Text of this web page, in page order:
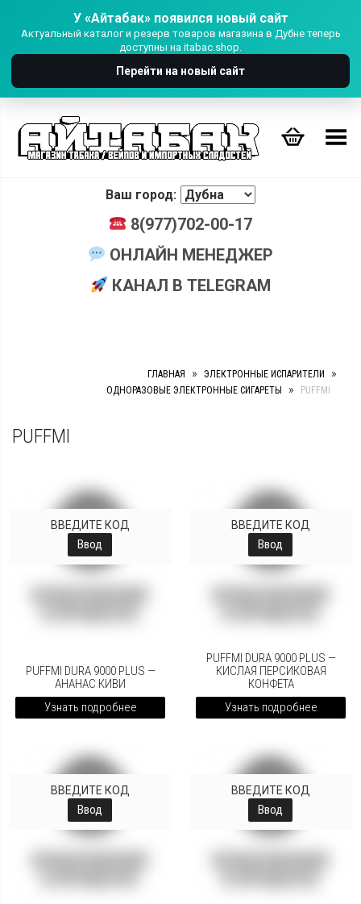
У «Айтабак» появился новый сайт
Актуальный каталог и резерв товаров магазина в Дубне теперь
доступны на itabac.shop.
Перейти на новый сайт
Переключить Меню
Ваш город:
8(977)702-00-17
ОНЛАЙН МЕНЕДЖЕР
КАНАЛ В TELEGRAM
ГЛАВНАЯ » ЭЛЕКТРОННЫЕ ИСПАРИТЕЛИ »
ОДНОРАЗОВЫЕ ЭЛЕКТРОННЫЕ СИГАРЕТЫ » PUFFMI
PUFFMI
ВВЕДИТЕ КОД
Ввод
PUFFMI DURA 9000 PLUS —
АНАНАС КИВИ
Узнать подробнее
ВВЕДИТЕ КОД
Ввод
PUFFMI DURA 9000 PLUS —
КИСЛАЯ ПЕРСИКОВАЯ
КОНФЕТА
Узнать подробнее
ВВЕДИТЕ КОД
Ввод
ВВЕДИТЕ КОД
Ввод